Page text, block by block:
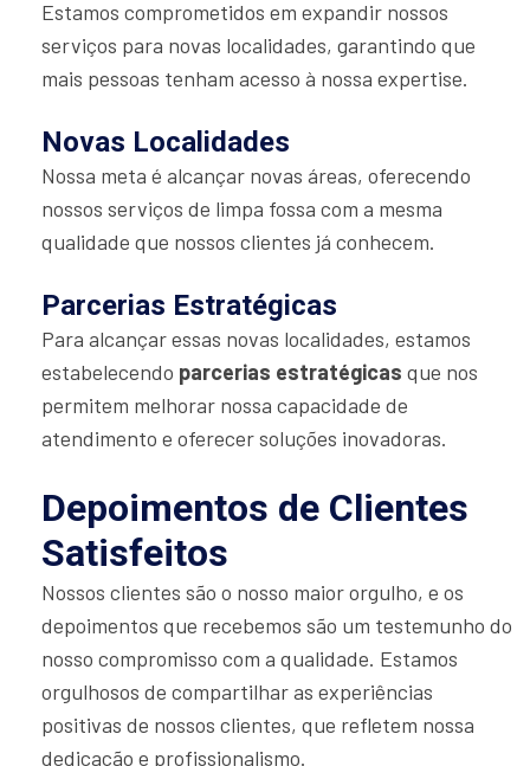
Estamos comprometidos em expandir nossos
serviços para novas localidades, garantindo que
mais pessoas tenham acesso à nossa expertise.
Novas Localidades
Nossa meta é alcançar novas áreas, oferecendo
nossos serviços de limpa fossa com a mesma
qualidade que nossos clientes já conhecem.
Parcerias Estratégicas
Para alcançar essas novas localidades, estamos
estabelecendo parcerias estratégicas que nos
permitem melhorar nossa capacidade de
atendimento e oferecer soluções inovadoras.
Depoimentos de Clientes
Satisfeitos
Nossos clientes são o nosso maior orgulho, e os
depoimentos que recebemos são um testemunho do
nosso compromisso com a qualidade. Estamos
orgulhosos de compartilhar as experiências
positivas de nossos clientes, que refletem nossa
dedicação e profissionalismo.